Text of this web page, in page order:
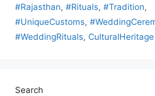
#Rajasthan, #Rituals, #Tradition,
#UniqueCustoms,
#WeddingRituals, CulturalHeritage
Search